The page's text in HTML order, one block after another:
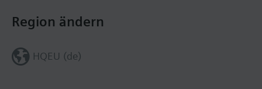
Region ändern
HQEU (de)